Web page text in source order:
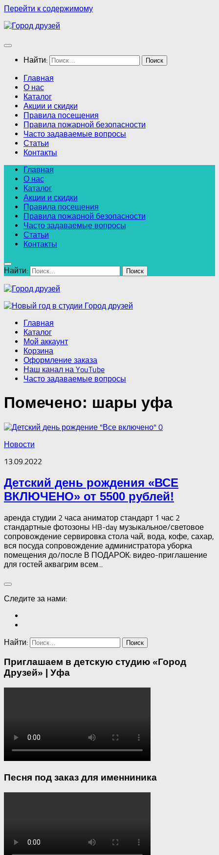
Перейти к содержимому
Найти:
Главная
О нас
Каталог
Акции и скидки
Правила посещения
Правила пожарной безопасности
Часто задаваемые вопросы
Статьи
Контакты
Главная
О нас
Каталог
Акции и скидки
Правила посещения
Правила пожарной безопасности
Часто задаваемые вопросы
Статьи
Контакты
Найти:
Главная
Каталог
Мой аккаунт
Корзина
Оформление заказа
Наш канал на YouTube
Часто задаваемые вопросы
Помечено: шары уфа
0
Новости
13.09.2022
Детский день рождения «ВСЕ
ВКЛЮЧЕНО» от 5500 рублей!
аренда студии 2 часа аниматор стандарт 1 час 2
стандартные фотозоны HB-day музыкальное/световое
сопровождение сервировка стола чай, вода, кофе, сахар,
вся посуда сопровождение администратора уборка
помещения до/после В ПОДАРОК: видео-приглашение
для гостей аквагрим всем...
Следите за нами:
Найти:
Приглашаем в детскую студию «Город
Друзей» | Уфа
Песня под заказ для именниника